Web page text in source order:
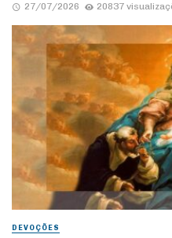
27/07/2026 20837
DEVOÇÕES